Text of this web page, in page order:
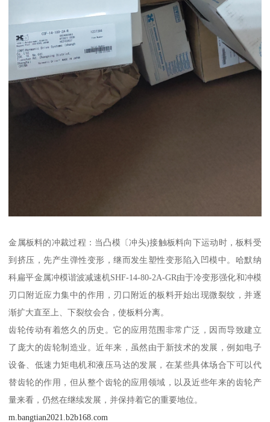
金属板料的冲裁过程：当凸模〔冲头)接触板料向下运动时，板料受
到挤压，先产生弹性变形，继而发生塑性变形陷入凹模中。哈默纳
科扁平金属冲模谐波减速机SHF-14-80-2A-GR由于冷变形强化和冲模
刃口附近应力集中的作用，刃口附近的板料开始出现微裂纹，并逐
渐扩大直至上、下裂纹会合，使板料分离。
齿轮传动有着悠久的历史。它的应用范围非常广泛，因而导致建立
了庞大的齿轮制造业。近年来，虽然由于新技术的发展，例如电子
设备、低速力矩电机和液压马达的发展，在某些具体场合下可以代
替齿轮的作用，但从整个齿轮的应用领域，以及近些年来的齿轮产
量来看，仍然在继续发展，并保持着它的重要地位。
m.bangtian2021.b2b168.com